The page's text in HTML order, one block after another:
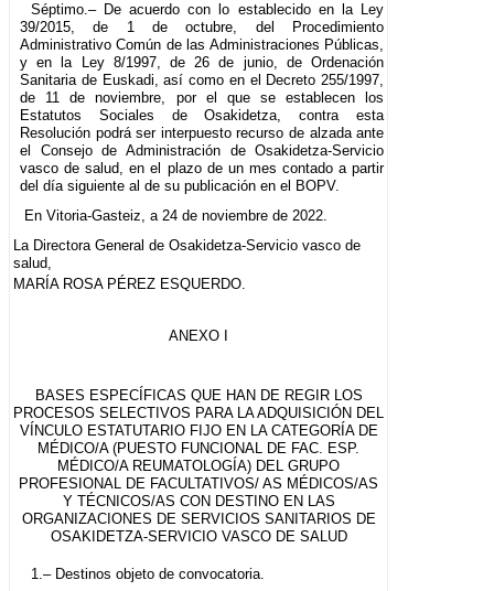
Séptimo.– De acuerdo con lo establecido en la Ley
39/2015, de 1 de octubre, del Procedimiento
Administrativo Común de las Administraciones Públicas,
y en la Ley 8/1997, de 26 de junio, de Ordenación
Sanitaria de Euskadi, así como en el Decreto 255/1997,
de 11 de noviembre, por el que se establecen los
Estatutos Sociales de Osakidetza, contra esta
Resolución podrá ser interpuesto recurso de alzada ante
el Consejo de Administración de Osakidetza-Servicio
vasco de salud, en el plazo de un mes contado a partir
del día siguiente al de su publicación en el BOPV.
En Vitoria-Gasteiz, a 24 de noviembre de 2022.
La Directora General de Osakidetza-Servicio vasco de
salud,
MARÍA ROSA PÉREZ ESQUERDO.
ANEXO I
BASES ESPECÍFICAS QUE HAN DE REGIR LOS
PROCESOS SELECTIVOS PARA LA ADQUISICIÓN DEL
VÍNCULO ESTATUTARIO FIJO EN LA CATEGORÍA DE
MÉDICO/A (PUESTO FUNCIONAL DE FAC. ESP.
MÉDICO/A REUMATOLOGÍA) DEL GRUPO
PROFESIONAL DE FACULTATIVOS/ AS MÉDICOS/AS
Y TÉCNICOS/AS CON DESTINO EN LAS
ORGANIZACIONES DE SERVICIOS SANITARIOS DE
OSAKIDETZA-SERVICIO VASCO DE SALUD
1.– Destinos objeto de convocatoria.